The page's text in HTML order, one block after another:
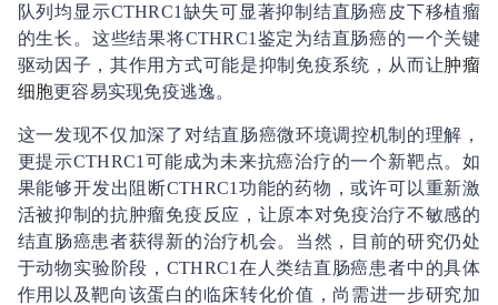
队列均显示CTHRC1缺失可显著抑制结直肠癌皮下移植瘤
的生长。这些结果将CTHRC1鉴定为结直肠癌的一个关键
驱动因子，其作用方式可能是抑制免疫系统，从而让肿瘤
细胞更容易实现免疫逃逸。
这一发现不仅加深了对结直肠癌微环境调控机制的理解，
更提示CTHRC1可能成为未来抗癌治疗的一个新靶点。如
果能够开发出阻断CTHRC1功能的药物，或许可以重新激
活被抑制的抗肿瘤免疫反应，让原本对免疫治疗不敏感的
结直肠癌患者获得新的治疗机会。当然，目前的研究仍处
于动物实验阶段，CTHRC1在人类结直肠癌患者中的具体
作用以及靶向该蛋白的临床转化价值，尚需进一步研究加